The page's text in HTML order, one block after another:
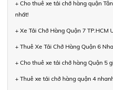
+ Cho thuê xe tải chở hàng quận
nhất!
+ Xe Tải Chở Hàng Quận 7 TP.HCM
+ Thuê Xe Tải Chở Hàng Quận 6
+ Cho thuê xe tải chở hàng Quận 5
+ Thuê xe tải chở hàng quận 4